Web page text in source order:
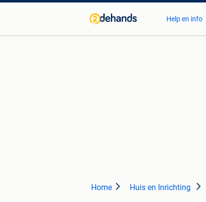
Help en info
Home Huis en Inrichting